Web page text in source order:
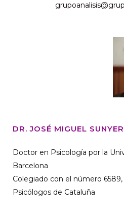
DR. JOSÉ MIGUEL
Doctor en Psicología por la
Barcelona
Colegiado con el número
Psicólogos de Cataluña